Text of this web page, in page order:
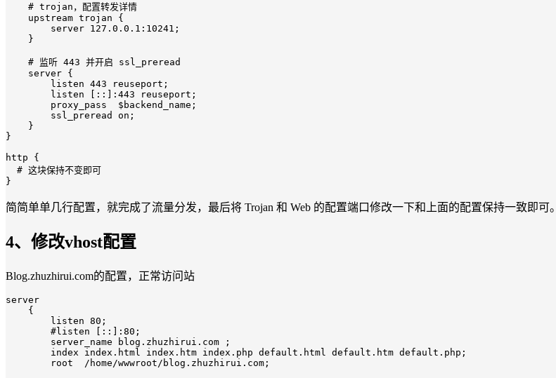
    # trojan，配置转发详情
    upstream trojan {
        server 127.0.0.1:10241;
    }
    # 监听 443 并开启 ssl_preread
    server {
        listen 443 reuseport;
        listen [::]:443 reuseport;
        proxy_pass  $backend_name;
        ssl_preread on;
    }
}
http {
  # 这块保持不变即可
}
简简单单几行配置，就完成了流量分发，最后将 Trojan 和 Web 的配置端口修改一下和上面的配置保持一致即可。
4、修改vhost配置
Blog.zhuzhirui.com的配置，正常访问站
server
    {
        listen 80;
        #listen [::]:80;
        server_name blog.zhuzhirui.com ;
        index index.html index.htm index.php default.html default.htm default.php;
        root  /home/wwwroot/blog.zhuzhirui.com;